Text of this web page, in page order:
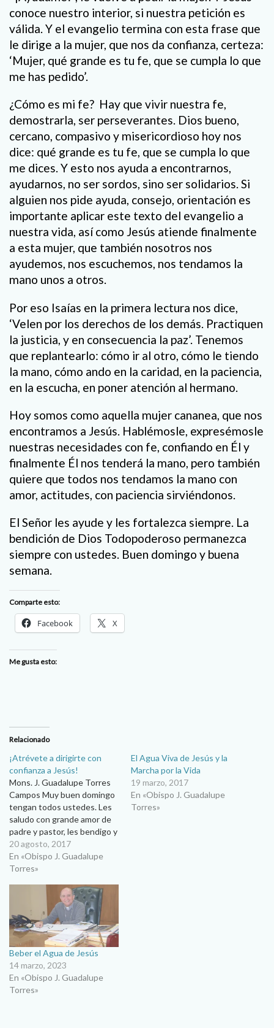
conoce nuestro interior, si nuestra petición es
válida. Y el evangelio termina con esta frase que
le dirige a la mujer, que nos da confianza, certeza:
‘Mujer, qué grande es tu fe, que se cumpla lo que
me has pedido’.
¿Cómo es mi fe? Hay que vivir nuestra fe,
demostrarla, ser perseverantes. Dios bueno,
cercano, compasivo y misericordioso hoy nos
dice: qué grande es tu fe, que se cumpla lo que
me dices. Y esto nos ayuda a encontrarnos,
ayudarnos, no ser sordos, sino ser solidarios. Si
alguien nos pide ayuda, consejo, orientación es
importante aplicar este texto del evangelio a
nuestra vida, así como Jesús atiende finalmente
a esta mujer, que también nosotros nos
ayudemos, nos escuchemos, nos tendamos la
mano unos a otros.
Por eso Isaías en la primera lectura nos dice,
‘Velen por los derechos de los demás. Practiquen
la justicia, y en consecuencia la paz’. Tenemos
que replantearlo: cómo ir al otro, cómo le tiendo
la mano, cómo ando en la caridad, en la paciencia,
en la escucha, en poner atención al hermano.
Hoy somos como aquella mujer cananea, que nos
encontramos a Jesús. Hablémosle, expresémosle
nuestras necesidades con fe, confiando en Él y
finalmente Él nos tenderá la mano, pero también
quiere que todos nos tendamos la mano con
amor, actitudes, con paciencia sirviéndonos.
El Señor les ayude y les fortalezca siempre. La
bendición de Dios Todopoderoso permanezca
siempre con ustedes. Buen domingo y buena
semana.
Comparte esto:
Facebook X
Me gusta esto:
Relacionado
¡Atrévete a dirigirte con
confianza a Jesús!
Mons. J. Guadalupe Torres
Campos Muy buen domingo
tengan todos ustedes. Les
saludo con grande amor de
padre y pastor, les bendigo y
agradezco su atención a
estas líneas de reflexión que
cada domingo les hago llegar
crecer en esta fe, en
nuestro caminar cristiano.…
20 agosto, 2017
En «Obispo J. Guadalupe
Torres»
El Agua Viva de Jesús y la
Marcha por la Vida
19 marzo, 2017
En «Obispo J. Guadalupe
Torres»
Beber el Agua de Jesús
14 marzo, 2023
En «Obispo J. Guadalupe
Torres»